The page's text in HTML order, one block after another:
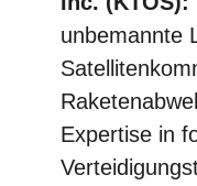
unbemannte
Expertise in